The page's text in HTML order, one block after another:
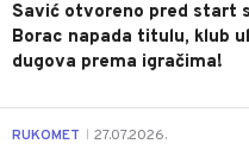
Savić otvoreno pred start
Borac napada titulu, klub
dugova prema igračima!
RUKOMET 27.07.2026.